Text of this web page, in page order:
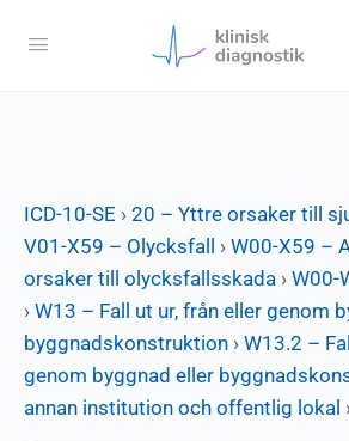
ICD-10-SE › 20 – Yttre orsaker till
V01-X59 – Olycksfall
› W00-X59 –
orsaker till olycksfallsskada › W00-
› W13 – Fall ut ur, från eller genom
byggnadskonstruktion › W13.2 –
genom byggnad eller
annan institution och offentlig lokal